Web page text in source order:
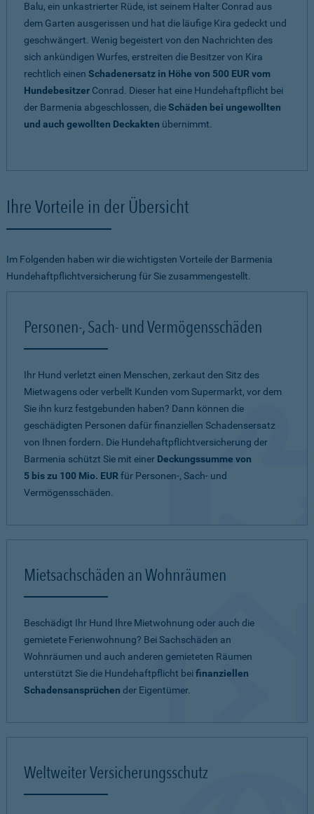
Balu, ein unkastrierter Rüde, ist seinem Halter Conrad aus
dem Garten ausgerissen und hat die läufige Kira gedeckt und
geschwängert. Wenig begeistert von den Nachrichten des
sich ankündigen Wurfes, erstreiten die Besitzer von Kira
rechtlich einen Schadenersatz in Höhe von 500 EUR vom
Hundebesitzer Conrad. Dieser hat eine Hundehaftpflicht bei
der Barmenia abgeschlossen, dieSchäden bei ungewollten
und auch gewollten Deckakten übernimmt.
Ihre Vorteile in der Übersicht
Im Folgenden haben wir die wichtigsten Vorteile der Barmenia
Hundehaftpflichtversicherung für Sie zusammengestellt.
Personen-, Sach- und Vermögensschäden
Ihr Hund verletzt einen Menschen, zerkaut den Sitz des
Mietwagens oder verbellt Kunden vom Supermarkt, vor dem
Sie ihn kurz festgebunden haben? Dann können die
geschädigten Personen dafür finanziellen Schadensersatz
von Ihnen fordern. Die Hundehaftpflichtversicherung der
Barmenia schützt Sie mit einer Deckungssumme von
5 bis zu 100 Mio. EURfür Personen-, Sach- und
Vermögensschäden.
Mietsachschäden an Wohnräumen
Beschädigt Ihr Hund Ihre Mietwohnung oder auch die
gemietete Ferienwohnung? Bei Sachschäden an
Wohnräumen und auch anderen gemieteten Räumen
unterstützt Sie die Hundehaftpflicht beifinanziellen
Schadensansprüchen der Eigentümer.
Weltweiter Versicherungsschutz